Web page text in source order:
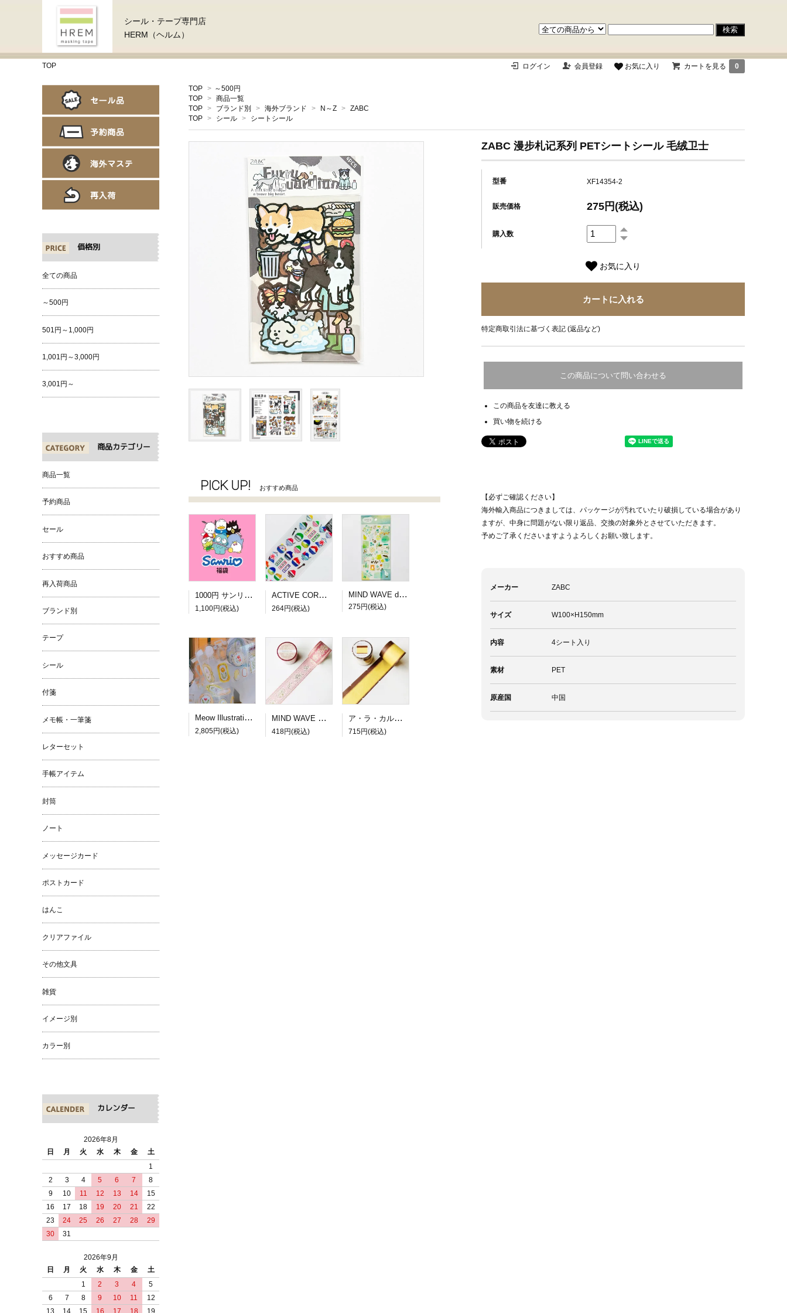
シール・テープ専門店
HERM（ヘルム）
TOP ログイン 会員登録 お気に入り カートを見る 0
TOP > ～500円
TOP > 商品一覧
TOP > ブランド別 > 海外ブランド > N～Z > ZABC
TOP > シール > シートシール
ZABC 漫步札记系列 PETシートシール 毛绒卫士
型番 XF14354-2
販売価格 275円(税込)
購入数
お気に入り
特定商取引法に基づく表記 (返品など)
この商品について問い合わせる
この商品を友達に教える
買い物を続ける
【必ずご確認ください】
海外輸入商品につきましては、パッケージが汚れていたり破損している場合があり
ますが、中身に問題がない限り返品、交換の対象外とさせていただきます。
予めご了承くださいますようよろしくお願い致します。
メーカー ZABC
サイズ W100×H150mm
内容 4シート入り
素材 PET
原産国 中国
PICK UP! おすすめ商品
1000円 サンリオ福袋
1,100円(税込)
ACTIVE CORPORATION 夏柄ドロップシール かき氷
264円(税込)
MIND WAVE dewdrop sticker green
275円(税込)
Meow Illustration PETロールシール Frames
2,805円(税込)
MIND WAVE SUGARIA tape Classy 30mm幅３
418円(税込)
ア・ラ・カル堂 カステラのロール付箋
715円(税込)
価格別
全ての商品
～500円
501円～1,000円
1,001円～3,000円
3,001円～
商品カテゴリー
商品一覧
予約商品
セール
おすすめ商品
再入荷商品
ブランド別
テープ
シール
付箋
メモ帳・一筆箋
レターセット
手帳アイテム
封筒
ノート
メッセージカード
ポストカード
はんこ
クリアファイル
その他文具
雑貨
イメージ別
カラー別
カレンダー
2026年8月
日
月 火 水 木 金
土
1
2
3 4 5 6 7
8
9
10 11 12 13 14
15
16
17 18 19 20 21
22
23
24 25 26 27 28
29
30
31
2026年9月
日
月 火 水 木 金
土
1
2 3 4
5
6
7 8 9 10 11
12
13
14 15 16 17 18 19